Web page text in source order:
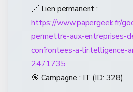
🔗 Lien permanent :
https://www.papergeek.fr/
permettre-aux-entreprises-
confrontees-a-lintelligence-
2471735
🎯 Campagne : IT (ID: 328)